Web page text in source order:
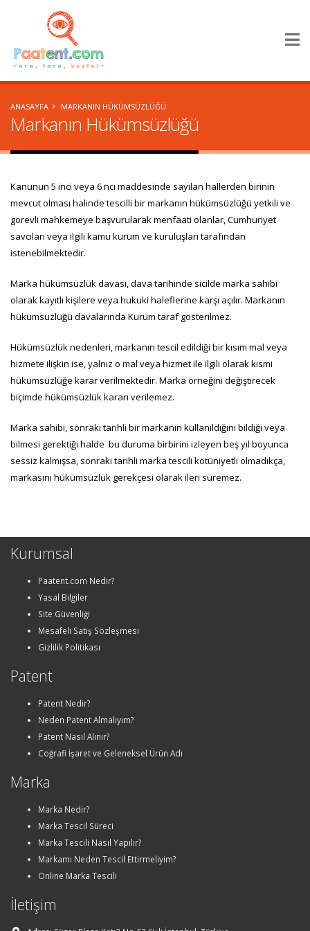
×
ANASAYFA MARKANIN HÜKÜMSÜZLÜĞÜ
Markanın Hükümsüzlüğü
Kanunun 5 inci veya 6 ncı maddesinde sayılan hallerden birinin
mevcut olması halinde tescilli bir markanın hükümsüzlüğü yetkili ve
görevli mahkemeye başvurularak menfaati olanlar, Cumhuriyet
savcıları veya ilgili kamu kurum ve kuruluşları tarafından
istenebilmektedir.
Marka hükümsüzlük davası, dava tarihinde sicilde marka sahibi
olarak kayıtlı kişilere veya hukuki haleflerine karşı açılır. Markanın
hükümsüzlüğü davalarında Kurum taraf gösterilmez.
Hükümsüzlük nedenleri, markanın tescil edildiği bir kısım mal veya
hizmete ilişkin ise, yalnız o mal veya hizmet ile ilgili olarak kısmi
hükümsüzlüğe karar verilmektedir. Marka örneğini değiştirecek
biçimde hükümsüzlük kararı verilemez.
Marka sahibi, sonraki tarihli bir markanın kullanıldığını bildiği veya
bilmesi gerektiği halde bu duruma birbirini izleyen beş yıl boyunca
sessiz kalmışsa, sonraki tarihli marka tescili kötüniyetli olmadıkça,
markasını hükümsüzlük gerekçesi olarak ileri süremez.
Kurumsal
Paatent.com Nedir?
Yasal Bilgiler
Site Güvenliği
Mesafeli Satış Sözleşmesi
Gizlilik Politikası
Patent
Patent Nedir?
Neden Patent Almalıyım?
Patent Nasıl Alınır?
Coğrafi İşaret ve Geleneksel Ürün Adı
Marka
Marka Nedir?
Marka Tescil Süreci
Marka Tescili Nasıl Yapılır?
Markamı Neden Tescil Ettirmeliyim?
Online Marka Tescili
İletişim